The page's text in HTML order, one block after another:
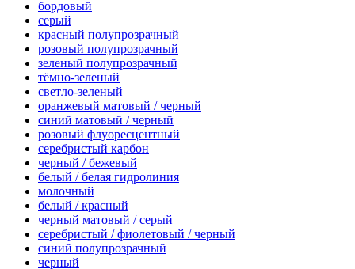
бордовый
серый
красный полупрозрачный
розовый полупрозрачный
зеленый полупрозрачный
тёмно-зеленый
светло-зеленый
оранжевый матовый / черный
синий матовый / черный
розовый флуоресцентный
серебристый карбон
черный / бежевый
белый / белая гидролиния
молочный
белый / красный
черный матовый / серый
серебристый / фиолетовый / черный
синий полупрозрачный
черный